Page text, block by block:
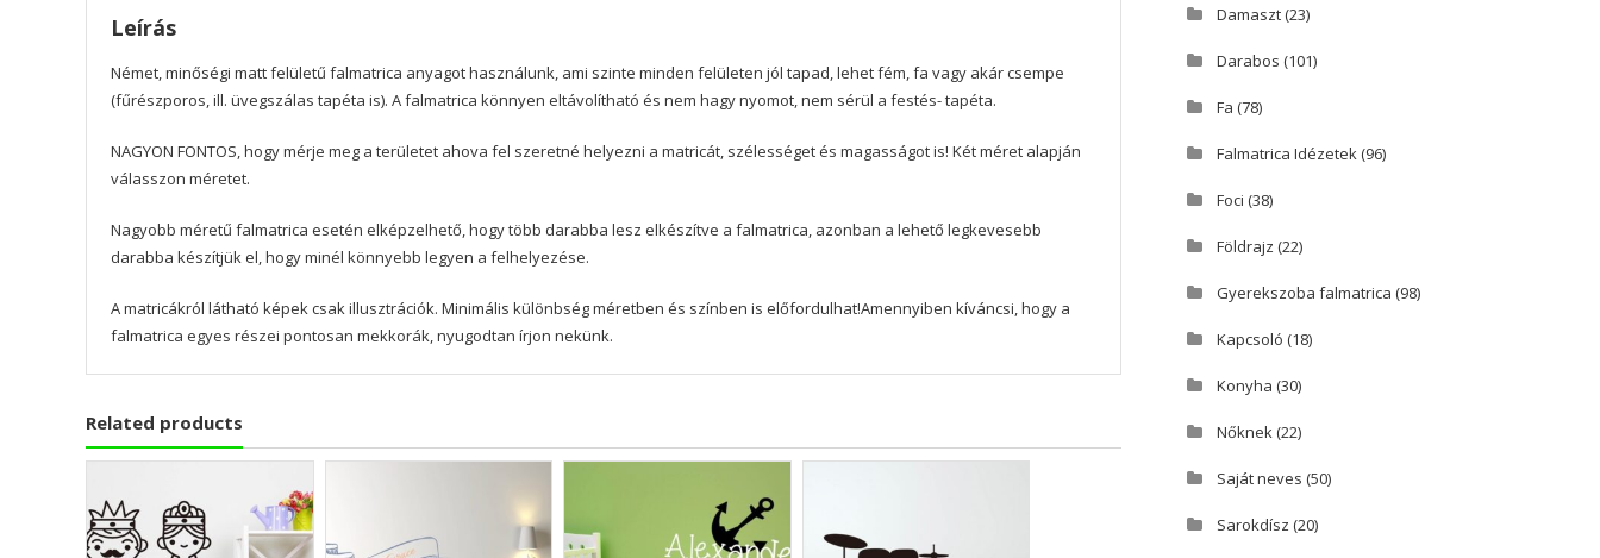
Leírás
Német, minőségi matt felületű falmatrica anyagot használunk, ami szinte minden felületen jól tapad, lehet fém, fa vagy akár csempe
(fűrészporos, ill. üvegszálas tapéta is). A falmatrica könnyen eltávolítható és nem hagy nyomot, nem sérül a festés- tapéta.
NAGYON FONTOS, hogy mérje meg a területet ahova fel szeretné helyezni a matricát, szélességet és magasságot is! Két méret alapján
válasszon méretet.
Nagyobb méretű falmatrica esetén elképzelhető, hogy több darabba lesz elkészítve a falmatrica, azonban a lehető legkevesebb
darabba készítjük el, hogy minél könnyebb legyen a felhelyezése.
A matricákról látható képek csak illusztrációk. Minimális különbség méretben és színben is előfordulhat!Amennyiben kíváncsi, hogy a
falmatrica egyes részei pontosan mekkorák, nyugodtan írjon nekünk.
Related products
Damaszt(23)
Darabos (101)
Fa (78)
Falmatrica Idézetek(96)
Foci (38)
Földrajz (22)
Gyerekszoba falmatrica (98)
Kapcsoló (18)
Konyha (30)
Nőknek(22)
Saját neves (50)
Sarokdísz (20)